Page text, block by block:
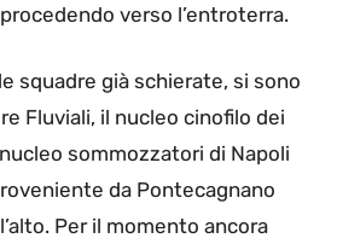
verso l’entroterra.
squadre già schierate, si sono
Fluviali, il nucleo cinofilo dei
sommozzatori di Napoli
da Pontecagnano
Per il momento ancora